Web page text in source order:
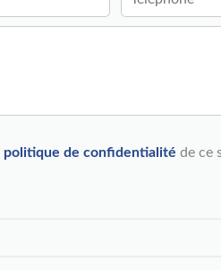
politique de confidentialité de ce